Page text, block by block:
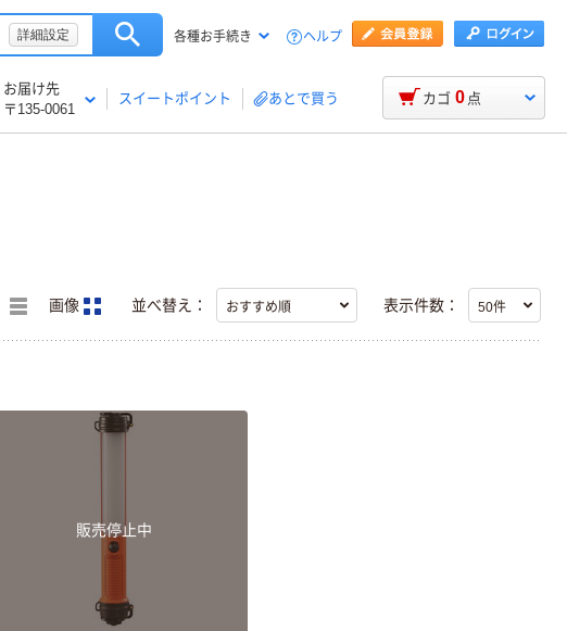
詳細設定 各種お手続き ヘルプ
お届け先
〒135-0061
スイートポイント あとで買う カゴ 0 点
画像 並べ替え： 表示件数：
販売停止中